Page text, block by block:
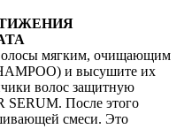
мягким, очищающим
и высушите их
волос защитную
После этого
смеси. Это